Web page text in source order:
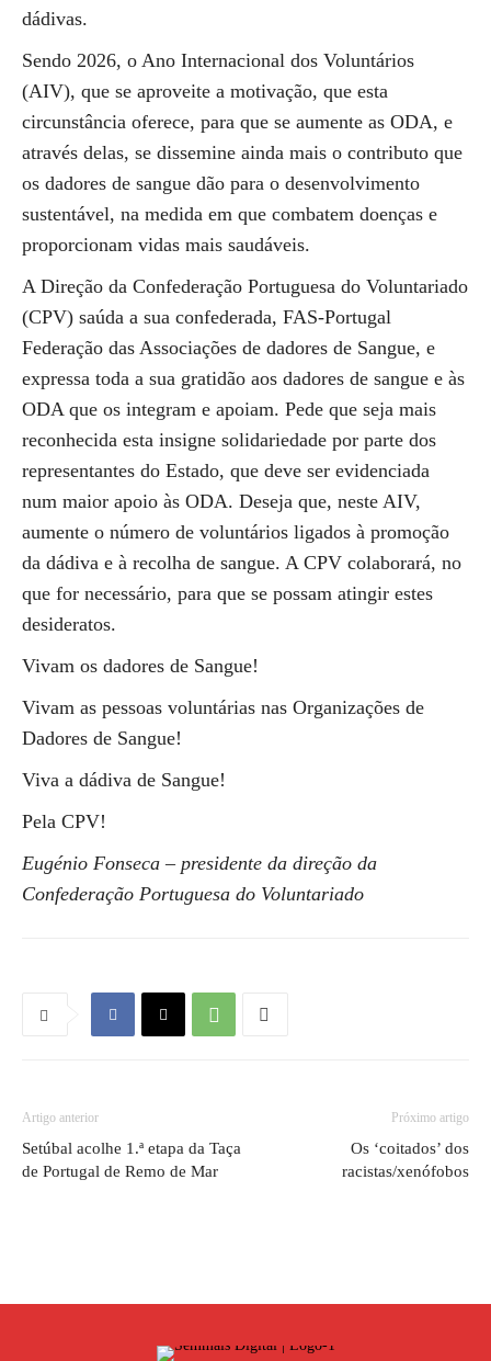
dádivas.
Sendo 2026, o Ano Internacional dos Voluntários
(AIV), que se aproveite a motivação, que esta
circunstância oferece, para que se aumente as ODA, e
através delas, se dissemine ainda mais o contributo que
os dadores de sangue dão para o desenvolvimento
sustentável, na medida em que combatem doenças e
proporcionam vidas mais saudáveis.
A Direção da Confederação Portuguesa do Voluntariado
(CPV) saúda a sua confederada, FAS-Portugal
Federação das Associações de dadores de Sangue, e
expressa toda a sua gratidão aos dadores de sangue e às
ODA que os integram e apoiam. Pede que seja mais
reconhecida esta insigne solidariedade por parte dos
representantes do Estado, que deve ser evidenciada
num maior apoio às ODA. Deseja que, neste AIV,
aumente o número de voluntários ligados à promoção
da dádiva e à recolha de sangue. A CPV colaborará, no
que for necessário, para que se possam atingir estes
desideratos.
Vivam os dadores de Sangue!
Vivam as pessoas voluntárias nas Organizações de
Dadores de Sangue!
Viva a dádiva de Sangue!
Pela CPV!
Eugénio Fonseca – presidente da direção da
Confederação Portuguesa do Voluntariado
Artigo anterior
Setúbal acolhe 1.ª etapa da Taça
de Portugal de Remo de Mar
Próximo artigo
Os ‘coitados’ dos
racistas/xenófobos